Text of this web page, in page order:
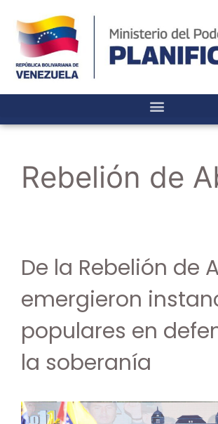
Rebelión de
De la Rebelión de
emergieron
populares en
la soberanía